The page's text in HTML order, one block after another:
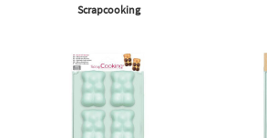
Scrapcooking